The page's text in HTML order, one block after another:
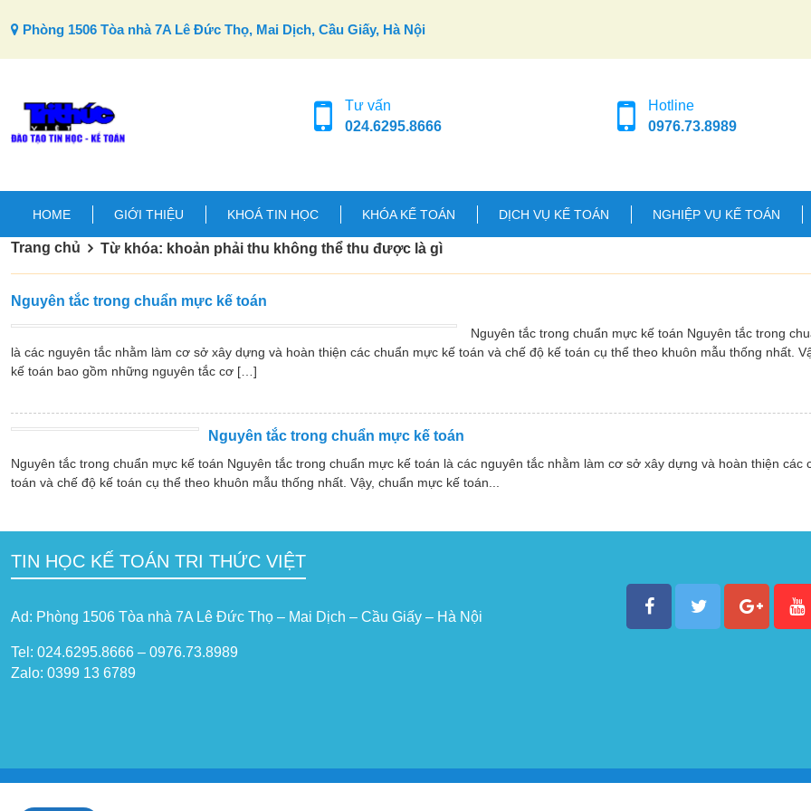
Phòng 1506 Tòa nhà 7A Lê Đức Thọ, Mai Dịch, Cầu Giấy, Hà Nội
Tư vấn
024.6295.8666
Hotline
0976.73.8989
HOME GIỚI THIỆU KHOÁ TIN HỌC KHÓA KẾ TOÁN DỊCH VỤ KẾ TOÁN NGHIỆP VỤ KẾ TOÁN
Trang chủ Từ khóa: khoản phải thu không thể thu được là gì
Nguyên tắc trong chuẩn mực kế toán
Nguyên tắc trong chuẩn mực kế toán Nguyên tắc trong
là các nguyên tắc nhằm làm cơ sở xây dựng và hoàn thiện các chuẩn mực kế toán và chế độ kế toán cụ thể theo khuôn mẫu thống nhất.
kế toán bao gồm những nguyên tắc cơ […]
Nguyên tắc trong chuẩn mực kế toán
Nguyên tắc trong chuẩn mực kế toán Nguyên tắc trong chuẩn mực kế toán là các nguyên tắc nhằm làm cơ sở xây dựng và hoàn thiện các
toán và chế độ kế toán cụ thể theo khuôn mẫu thống nhất. Vậy, chuẩn mực kế toán...
TIN HỌC KẾ TOÁN TRI THỨC VIỆT
Ad: Phòng 1506 Tòa nhà 7A Lê Đức Thọ – Mai Dịch – Cầu Giấy – Hà Nội
Tel: 024.6295.8666 – 0976.73.8989
Zalo: 0399 13 6789